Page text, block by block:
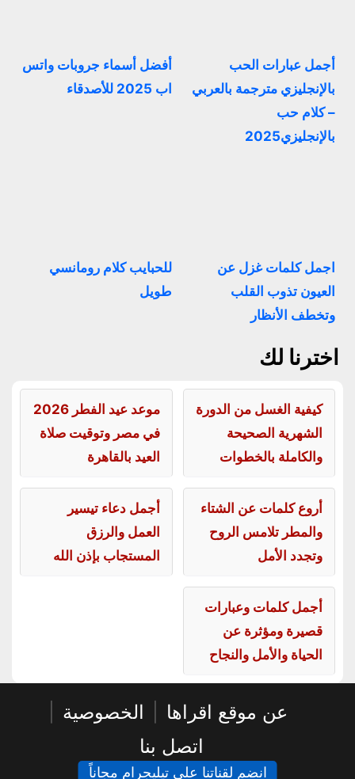
أجمل عبارات الحب
بالإنجليزي مترجمة بالعربي
– كلام حب
بالإنجليزي2025
أفضل أسماء جروبات واتس
اب 2025 للأصدقاء
اجمل كلمات غزل عن
العيون تذوب القلب
وتخطف الأنظار
للحبايب كلام رومانسي
طويل
اخترنا لك
كيفية الغسل من الدورة
الشهرية الصحيحة
والكاملة بالخطوات
موعد عيد الفطر 2026
في مصر وتوقيت صلاة
العيد بالقاهرة
أروع كلمات عن الشتاء
والمطر تلامس الروح
وتجدد الأمل
أجمل دعاء تيسير
العمل والرزق
المستجاب بإذن الله
أجمل كلمات وعبارات
قصيرة ومؤثرة عن
الحياة والأمل والنجاح
عن موقع اقراها الخصوصية
اتصل بنا
انضم لقناتنا على تيليجرام مجاناً